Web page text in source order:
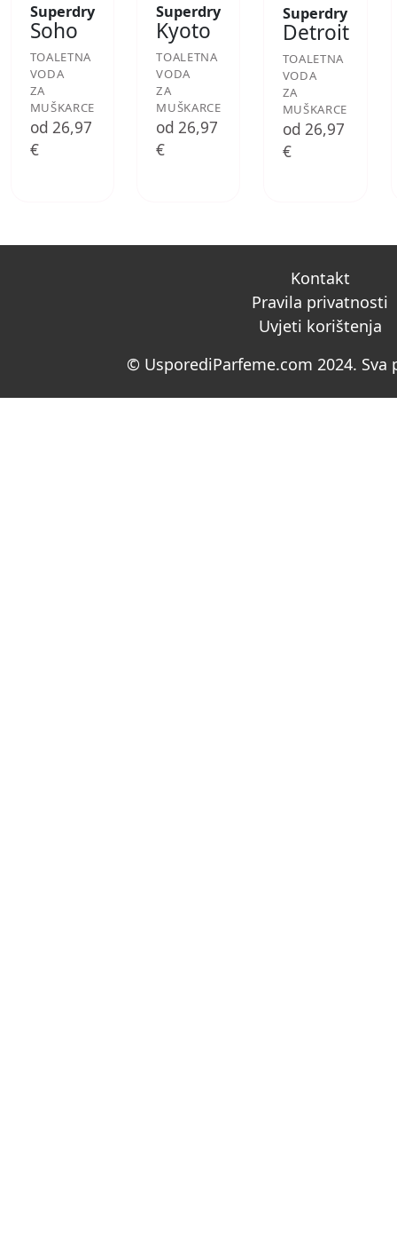
Superdry
Soho
TOALETNA
VODA
ZA
MUŠKARCE
od 26,97
€
Superdry
Kyoto
TOALETNA
VODA
ZA
MUŠKARCE
od 26,97
€
Superdry
Detroit
TOALETNA
VODA
ZA
MUŠKARCE
od 26,97
€
Kontakt
Pravila privatnosti
Uvjeti korištenja
© UsporediParfeme.com 2024. Sva